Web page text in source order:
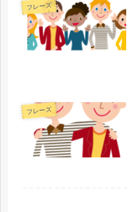
フレーズ
フレーズ